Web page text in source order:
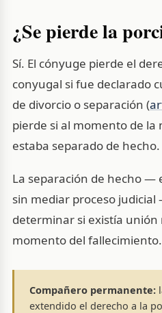
¿Se pierde la
Sí. El cónyuge pierde el
conyugal si fue declarado
de divorcio o separación (
pierde si al momento de
estaba separado de hecho.
La separación de hecho —
sin mediar proceso
determinar si existía unión
momento del fallecimiento.
Compañero permanente:
extendido el derecho a la